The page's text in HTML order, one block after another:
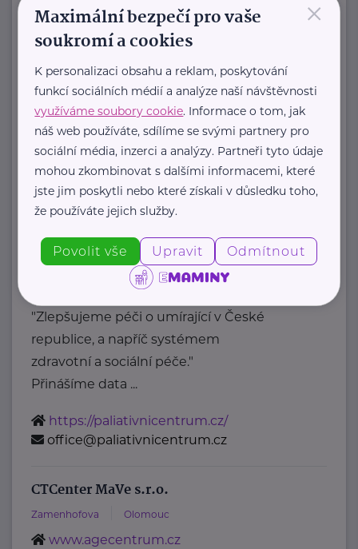
Amelie od roku 2006 pomáhá žít život
s rakovinou:
poskytujeme
psychosociální pomoc
onkologicky nemocným a ...
https://www.amelie-zs.cz/
+420 739 001 123
praha@amelie-zs.cz
Centrum paliativní péče
Praha 10 Vinohrady
"Zlepšujeme péči o umírající v České
republice, a napříč systémem
zdravotní a sociální péče."
Přinášíme data ...
https://paliativnicentrum.cz/
office@paliativnicentrum.cz
CTCenter MaVe s.r.o.
Zamenhofova Olomouc
www.agecentrum.cz
×
Maximální bezpečí pro vaše
soukromí a cookies
K personalizaci obsahu a reklam, poskytování
funkcí sociálních médií a analýze naší návštěvnosti
využíváme soubory cookie. Informace o tom, jak
náš web používáte, sdílíme se svými partnery pro
sociální média, inzerci a analýzy. Partneři tyto údaje
mohou zkombinovat s dalšími informacemi, které
jste jim poskytli nebo které získali v důsledku toho,
že používáte jejich služby.
Povolit vše Upravit Odmítnout